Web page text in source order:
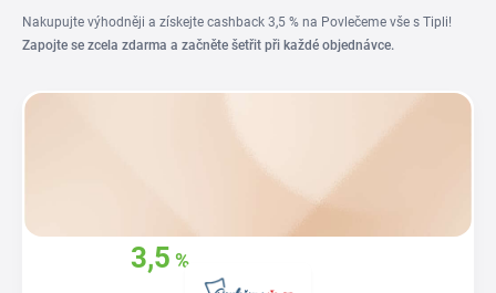
Nakupujte výhodněji a získejte cashback 3,5 % na Povlečeme vše s Tipli!
Zapojte se zcela zdarma a začněte šetřit při každé objednávce.
3,5 %